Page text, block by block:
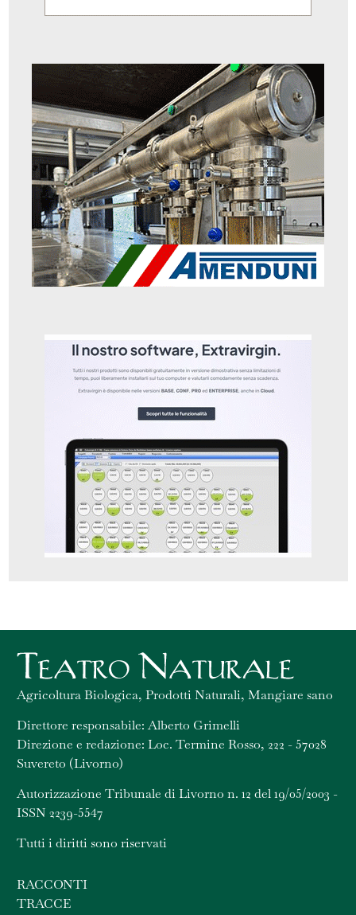
Agricoltura Biologica, Prodotti Naturali, Mangiare sano
Direttore responsabile: Alberto Grimelli
Direzione e redazione: Loc. Termine Rosso, 222 - 57028
Suvereto (Livorno)
Autorizzazione Tribunale di Livorno n. 12 del 19/05/2003 -
ISSN 2239-5547
Tutti i diritti sono riservati
RACCONTI
TRACCE